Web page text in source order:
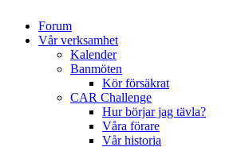
Forum
Vår verksamhet
Kalender
Banmöten
Kör försäkrat
CAR Challenge
Hur börjar jag tävla?
Våra förare
Vår historia